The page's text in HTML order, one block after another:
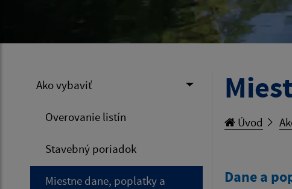
Ako vybaviť
Overovanie listín
Stavebný poriadok
Miestne dane, poplatky a
Úvod
Dane a